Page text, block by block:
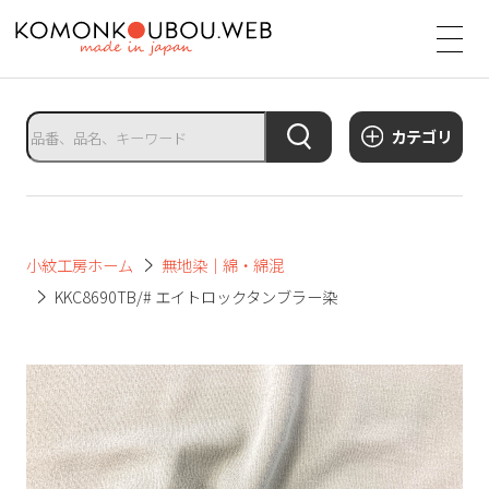
カテゴリ
小紋工房ホーム
無地染｜綿・綿混
KKC8690TB/# エイトロックタンブラー染
サ
イ
ト
タ
イ
ト
ニ
ュ
ー
を
開